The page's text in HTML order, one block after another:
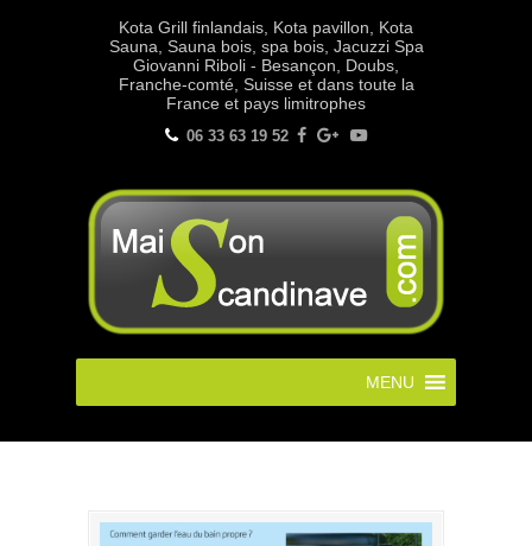
Kota Grill finlandais, Kota pavillon, Kota
Sauna, Sauna bois, spa bois, Jacuzzi Spa
Giovanni Riboli - Besançon, Doubs,
Franche-comté, Suisse et dans toute la
France et pays limitrophes
06 33 63 19 52
MENU